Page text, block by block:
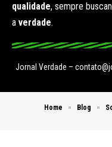
qualidade, sempre
a verdade.
Jornal Verdade –
Home Blog